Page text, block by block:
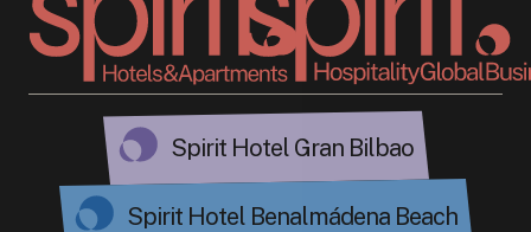
Spirit Hotel Gran Bilbao
Spirit Hotel Benalmádena Beach